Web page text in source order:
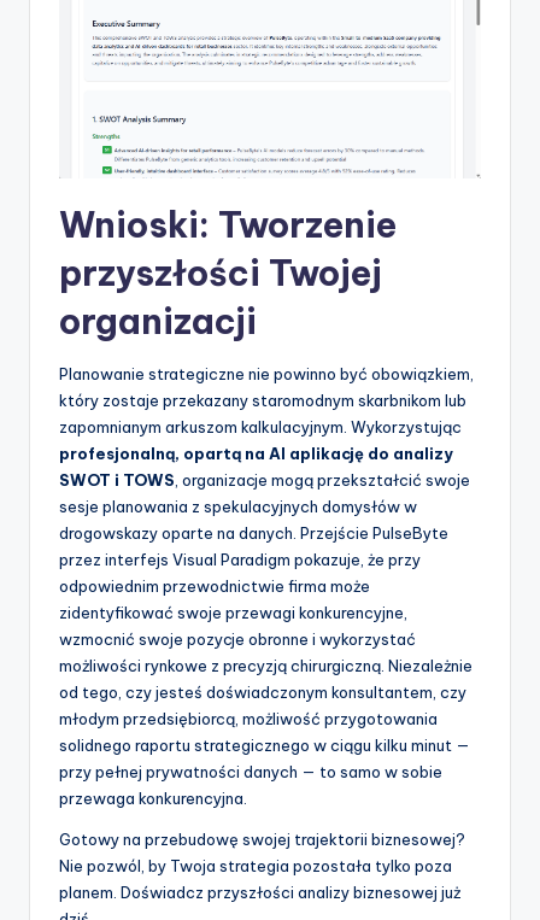
Wnioski: Tworzenie
przyszłości Twojej
organizacji
Planowanie strategiczne nie powinno być obowiązkiem,
który zostaje przekazany staromodnym skarbnikom lub
zapomnianym arkuszom kalkulacyjnym. Wykorzystując
profesjonalną, opartą na AI aplikację do analizy
SWOT i TOWS , organizacje mogą przekształcić swoje
sesje planowania z spekulacyjnych domysłów w
drogowskazy oparte na danych. Przejście PulseByte
przez interfejs Visual Paradigm pokazuje, że przy
odpowiednim przewodnictwie firma może
zidentyfikować swoje przewagi konkurencyjne,
wzmocnić swoje pozycje obronne i wykorzystać
możliwości rynkowe z precyzją chirurgiczną. Niezależnie
od tego, czy jesteś doświadczonym konsultantem, czy
młodym przedsiębiorcą, możliwość przygotowania
solidnego raportu strategicznego w ciągu kilku minut —
przy pełnej prywatności danych — to samo w sobie
przewaga konkurencyjna.
Gotowy na przebudowę swojej trajektorii biznesowej?
Nie pozwól, by Twoja strategia pozostała tylko poza
planem. Doświadcz przyszłości analizy biznesowej już